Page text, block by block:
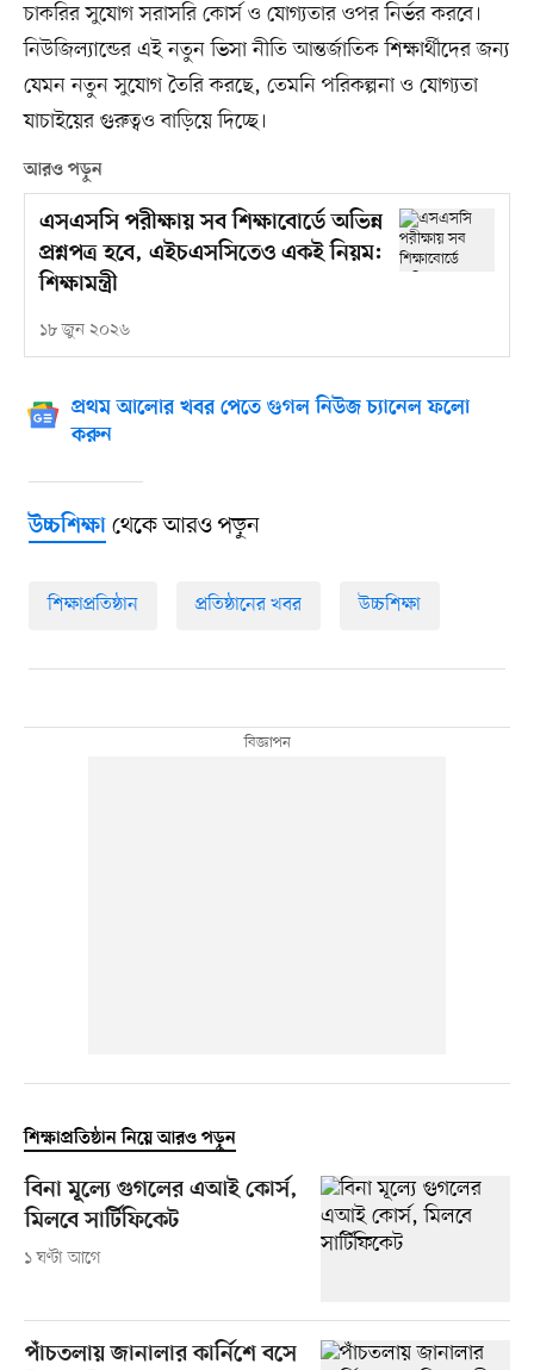
চাকরির সুযোগ সরাসরি কোর্স ও যোগ্যতার ওপর নির্ভর করবে।
নিউজিল্যান্ডের এই নতুন ভিসা নীতি আন্তর্জাতিক শিক্ষার্থীদের জন্য
যেমন নতুন সুযোগ তৈরি করছে, তেমনি পরিকল্পনা ও যোগ্যতা
যাচাইয়ের গুরুত্বও বাড়িয়ে দিচ্ছে।
আরও পড়ুন
এসএসসি পরীক্ষায় সব শিক্ষাবোর্ডে অভিন্ন
প্রশ্নপত্র হবে, এইচএসসিতেও একই নিয়ম:
শিক্ষামন্ত্রী
১৮ জুন ২০২৬
প্রথম আলোর খবর পেতে গুগল নিউজ চ্যানেল ফলো
করুন
উচ্চশিক্ষাথেকে আরও পড়ুন
শিক্ষাপ্রতিষ্ঠান প্রতিষ্ঠানের খবর উচ্চশিক্ষা
শিক্ষাপ্রতিষ্ঠান নিয়ে আরও পড়ুন
বিনা মূল্যে গুগলের এআই কোর্স,
মিলবে সার্টিফিকেট
১ ঘণ্টা আগে
পাঁচতলায় জানালার কার্নিশে বসে